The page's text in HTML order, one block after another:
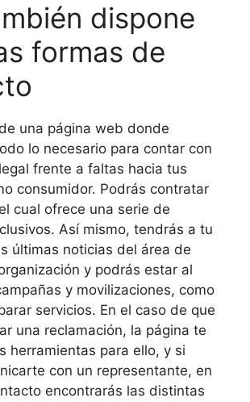
dispone
formas de
una página web donde
lo necesario para contar con
frente a faltas hacia tus
consumidor. Podrás contratar
cual ofrece una serie de
Así mismo, tendrás a tu
últimas noticias del área de
y podrás estar al
y movilizaciones, como
servicios. En el caso de que
una reclamación, la página te
herramientas para ello, y si
con un representante, en
encontrarás las distintas